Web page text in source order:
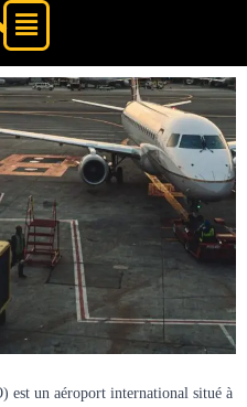
Flyout
Menu
est un aéroport international situé à